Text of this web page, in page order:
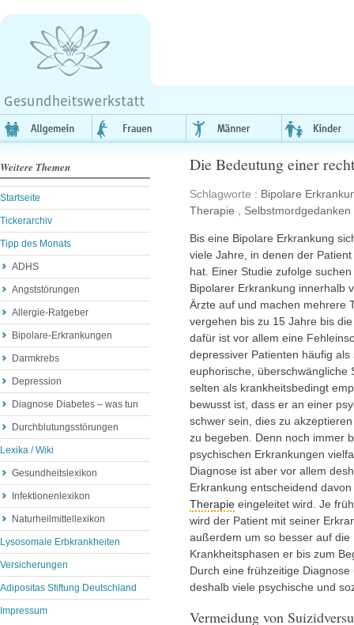
Weitere Themen
Startseite
Tickerarchiv
Tipp des Monats
ADHS
Angststörungen
Allergie-Ratgeber
Bipolare-Erkrankungen
Darmkrebs
Depression
Diagnose Diabetes – was tun
Durchblutungsstörungen
Lexika / Wiki
Gesundheitslexikon
Infektionenlexikon
Naturheilmittellexikon
Lysosomale Erbkrankheiten
Versicherungen
Adipositas Stiftung Deutschland
Impressum
Die Bedeutung einer
Schlagworte : Bipolare
Therapie
Selbstmordgedanken
Bis eine Bipolare Erkrankung
viele Jahre, in denen der
hat. Einer Studie zufolge
Bipolarer Erkrankung innerhalb
Ärzte auf und machen mehrere
vergehen bis zu 15 Jahre bis
dafür ist vor allem eine
depressiver Patienten häufig
euphorische, überschwängliche
selten als krankheitsbedingt
bewusst ist, dass er an einer
schwer sein, dies zu
zu begeben. Denn noch immer
psychischen Erkrankungen
Diagnose ist aber vor allem
Erkrankung entscheidend
Therapie eingeleitet wird. Je
wird der Patient mit seiner
außerdem um so besser auf
Krankheitsphasen er bis zum
Durch eine frühzeitige
deshalb viele psychische und
Vermeidung von